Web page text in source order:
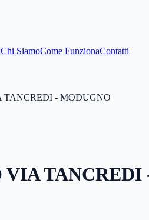
Chi SiamoCome FunzionaContatti
TANCREDI - MODUGNO
VIA TANCREDI